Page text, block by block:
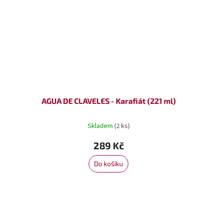
AGUA DE CLAVELES - Karafiát (221 ml)
Skladem (2 ks)
289 Kč
Do košíku